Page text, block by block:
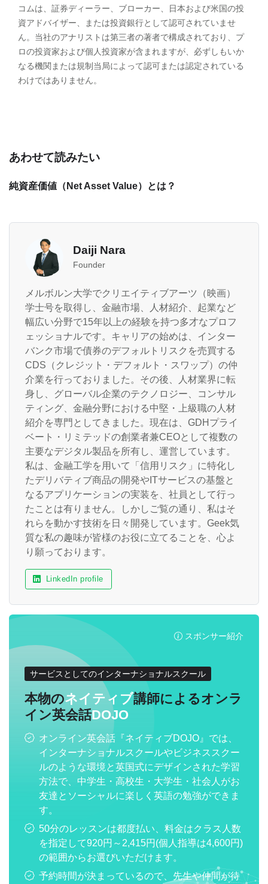
コムは、証券ディーラー、ブローカー、日本および米国の投
資アドバイザー、または投資銀行として認可されていませ
ん。当社のアナリストは第三者の著者で構成されており、プ
ロの投資家および個人投資家が含まれますが、必ずしもいか
なる機関または規制当局によって認可または認定されている
わけではありません。
あわせて読みたい
純資産価値（Net Asset Value）とは？
Daiji Nara
Founder
メルボルン大学でクリエイティブアーツ（映画）
学士号を取得し、金融市場、人材紹介、起業など
幅広い分野で15年以上の経験を持つ多才なプロフ
ェッショナルです。キャリアの始めは、インター
バンク市場で債券のデフォルトリスクを売買する
CDS（クレジット・デフォルト・スワップ）の仲
介業を行っておりました。その後、人材業界に転
身し、グローバル企業のテクノロジー、コンサル
ティング、金融分野における中堅・上級職の人材
紹介を専門としてきました。現在は、GDHプライ
ベート・リミテッドの創業者兼CEOとして複数の
主要なデジタル製品を所有し、運営しています。
私は、金融工学を用いて「信用リスク」に特化し
たデリバティブ商品の開発やITサービスの基盤と
なるアプリケーションの実装を、社員として行っ
たことは有りません。しかしご覧の通り、私はそ
れらを動かす技術を日々開発しています。Geek気
質な私の趣味が皆様のお役に立てることを、心よ
り願っております。
LinkedIn profile
スポンサー紹介
サービスとしてのインターナショナルスクール
本物のネイティブ講師によるオンラ
イン英会話DOJO
オンライン英会話『ネイティブDOJO』では、
インターナショナルスクールやビジネススクー
ルのような環境と英国式にデザインされた学習
方法で、中学生・高校生・大学生・社会人がお
友達とソーシャルに楽しく英語の勉強ができま
す。
50分のレッスンは都度払い、料金はクラス人数
を指定して920円～2,415円(個人指導は4,600円)
の範囲からお選びいただけます。
予約時間が決まっているので、先生や仲間が待